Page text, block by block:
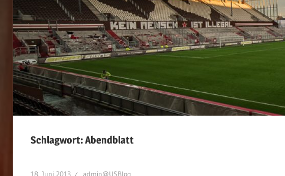
Schlagwort:Abendblatt
18. Juni 2013 admin@USBlog